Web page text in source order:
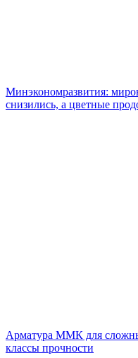
Минэкономразвития:
снизились, а цветные
Арматура ММК для
классы прочности